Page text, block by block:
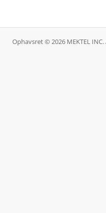
Ophavsret © 2026 MEKTEL